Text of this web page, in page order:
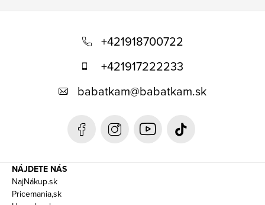
+421918700722
+421917222233
babatkam@babatkam.sk
NÁJDETE NÁS
NajNákup.sk
Pricemania,sk